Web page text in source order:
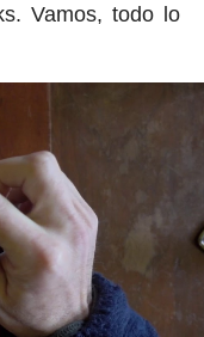
Vamos, todo lo